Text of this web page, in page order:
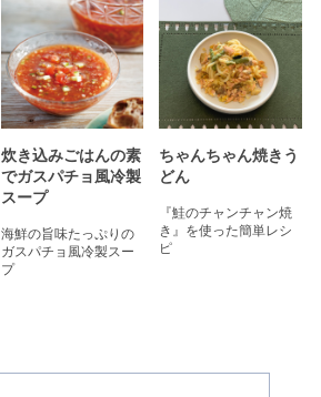
炊き込みごはんの素
でガスパチョ風冷製
スープ
海鮮の旨味たっぷりの
ガスパチョ風冷製スー
プ
ちゃんちゃん焼きう
どん
『鮭のチャンチャン焼
き』を使った簡単レシ
ピ